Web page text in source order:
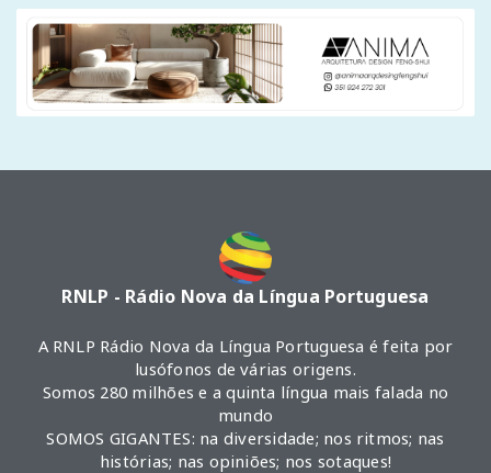
RNLP - Rádio Nova da Língua Portuguesa
A RNLP Rádio Nova da Língua Portuguesa é feita por
lusófonos de várias origens.
Somos 280 milhões e a quinta língua mais falada no
mundo
SOMOS GIGANTES: na diversidade; nos ritmos; nas
histórias; nas opiniões; nos sotaques!